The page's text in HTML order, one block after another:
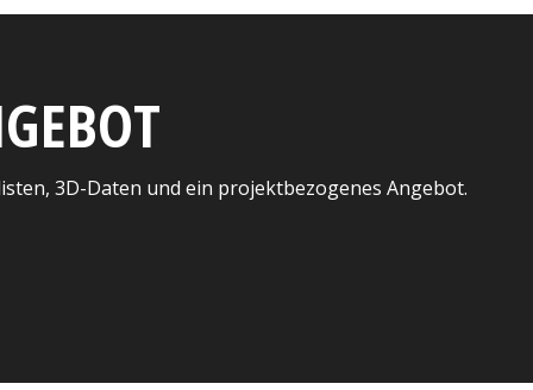
3D-Daten und ein projektbezogenes Angebot.